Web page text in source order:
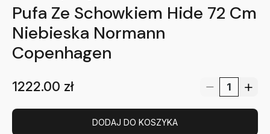
Pufa Ze Schowkiem Hide 72 Cm
Niebieska Normann
Copenhagen
1222.00 zł
DODAJ DO KOSZYKA